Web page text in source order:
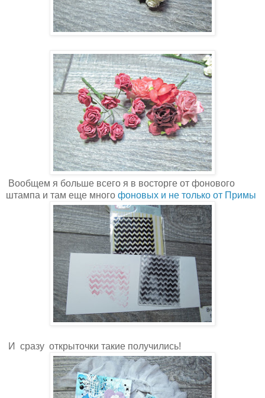
Вообщем я больше всего я в восторге от фонового
штампа и там еще много фоновых и не только от Примы
И сразу открыточки такие получились!